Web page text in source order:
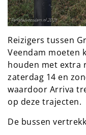
Reizigers tussen
Veendam moeten
houden met extra
zaterdag 14 en
waardoor Arriva
op deze trajecten.
De bussen